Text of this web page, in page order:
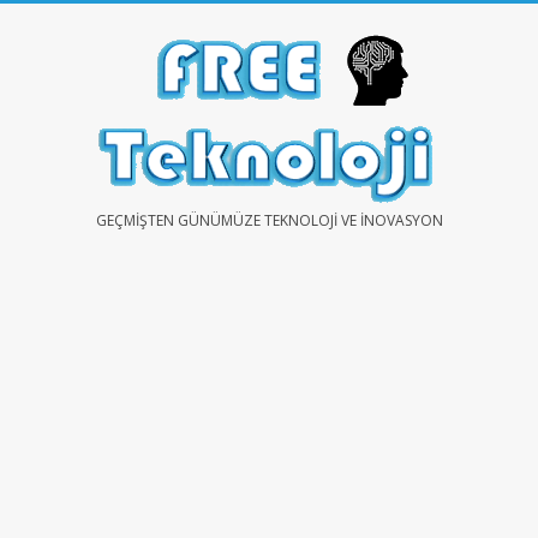
FREEGEÇMIŞTEN GÜNÜMÜZE TEKNOLOJI VE İNOVASYON